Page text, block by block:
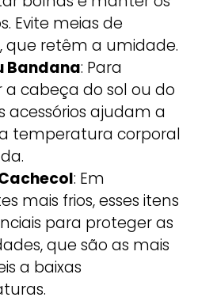
Evite meias de
que retêm a umidade.
Bandana: Para
a cabeça do sol ou do
acessórios ajudam a
temperatura corporal
: Em
mais frios, esses itens
para proteger as
que são as mais
a baixas